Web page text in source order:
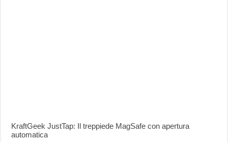
KraftGeek JustTap: Il treppiede MagSafe con apertura
automatica